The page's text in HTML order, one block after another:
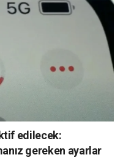
edilecek:
gereken ayarlar